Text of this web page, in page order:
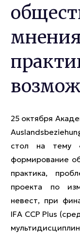
25 октября
стол на тему
формирование
практика,
проекта по
невест, при
IFA CCP Plus